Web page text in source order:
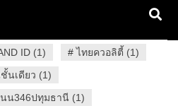
ID (1) #ไทยควอลิตี้ (1)
นเดียว (1)
น346ปทุมธานี (1)